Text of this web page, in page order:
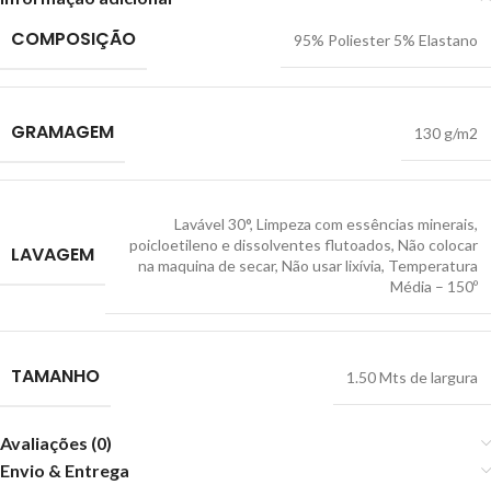
COMPOSIÇÃO 95% Poliester 5% Elastano
GRAMAGEM 130 g/m2
LAVAGEM
Lavável 30°, Limpeza com essências minerais,
poicloetileno e dissolventes flutoados, Não colocar
na maquina de secar, Não usar lixívia, Temperatura
Média – 150º
TAMANHO 1.50 Mts de largura
Avaliações (0)
Envio & Entrega